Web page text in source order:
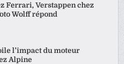
Ferrari, Verstappen chez
Wolff répond
l’impact du moteur
Alpine